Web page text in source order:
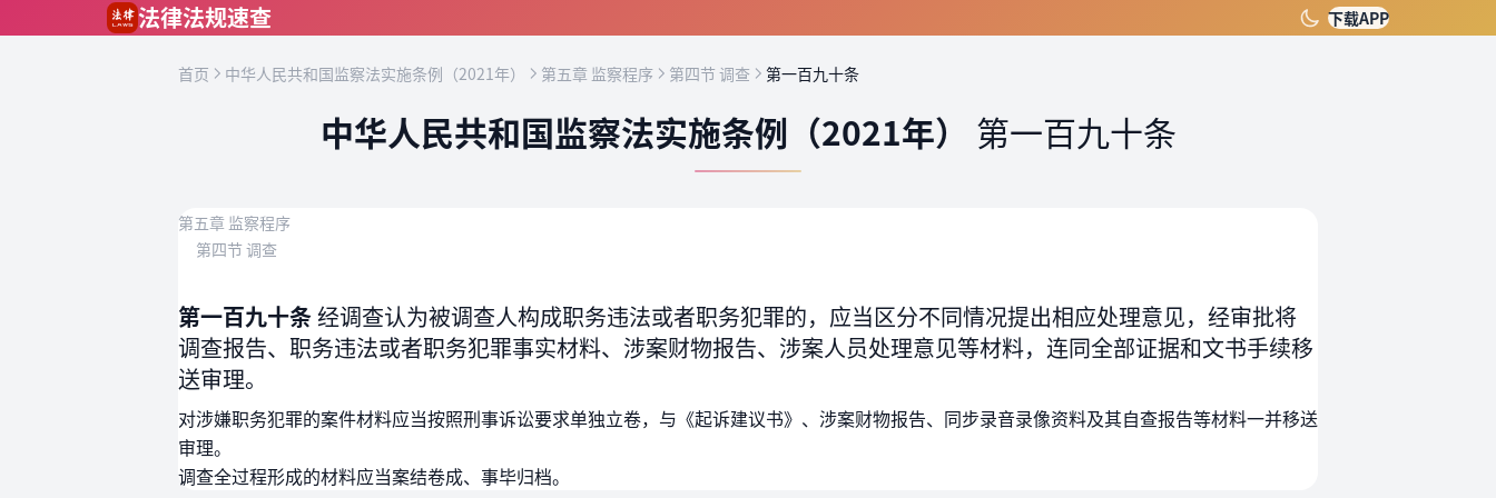
法律法规速查 下载APP
首页 中华人民共和国监察法实施条例（2021年） 第五章 监察程序 第四节 调查 第一百九十条
中华人民共和国监察法实施条例（2021年） 第一百九十条
第五章 监察程序
第四节 调查
第一百九十条经调查认为被调查人构成职务违法或者职务犯罪的，应当区分不同情况提出相应处理意见，经审批将
调查报告、职务违法或者职务犯罪事实材料、涉案财物报告、涉案人员处理意见等材料，连同全部证据和文书手续移
送审理。
对涉嫌职务犯罪的案件材料应当按照刑事诉讼要求单独立卷，与《起诉建议书》、涉案财物报告、同步录音录像资料及其自查报告等材料一并移送
审理。
调查全过程形成的材料应当案结卷成、事毕归档。